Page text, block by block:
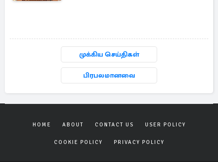
முக்கிய செய்திகள்
பிரபலமானவை
HOME ABOUT CONTACT US USER POLICY
COOKIE POLICY PRIVACY POLICY